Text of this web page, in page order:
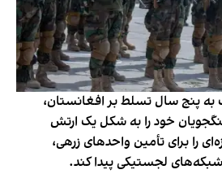
به پنج سال تسلط بر افغانستان،
خود را به شکل یک ارتش
را برای تأمین واحدهای زرهی،
شبکه‌های لجستیکی پیدا کند.